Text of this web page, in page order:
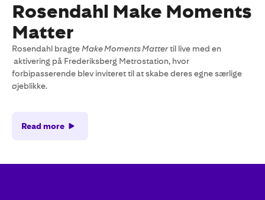
Rosendahl Make Moments
Matter
Rosendahl bragteMake Moments Mattertil live med en
aktivering på Frederiksberg Metrostation, hvor
forbipasserende blev inviteret til at skabe deres egne særlige
øjeblikke.
Read more